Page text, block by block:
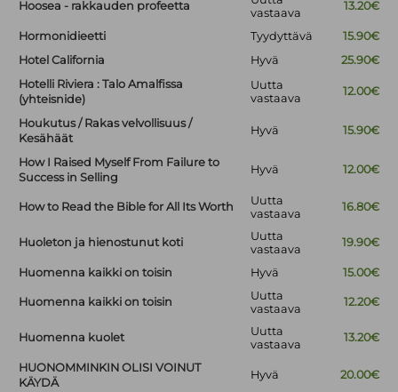
Hoosea - rakkauden profeetta
vastaava
13.20€
Hormonidieetti Tyydyttävä
15.90€
Hotel California
Hyvä
25.90€
Hotelli Riviera : Talo Amalfissa
(yhteisnide)
Uutta
vastaava
12.00€
Houkutus / Rakas velvollisuus /
Kesähäät
Hyvä 15.90€
How I Raised Myself From Failure to
Success in Selling
Hyvä 12.00€
How to Read the Bible for All Its Worth
Uutta
vastaava
16.80€
Huoleton ja hienostunut koti
Uutta
vastaava
19.90€
Huomenna kaikki on toisin Hyvä 15.00€
Huomenna kaikki on toisin
Uutta
vastaava
12.20€
Huomenna kuolet
Uutta
vastaava
13.20€
HUONOMMINKIN OLISI VOINUT
KÄYDÄ
Hyvä 20.00€